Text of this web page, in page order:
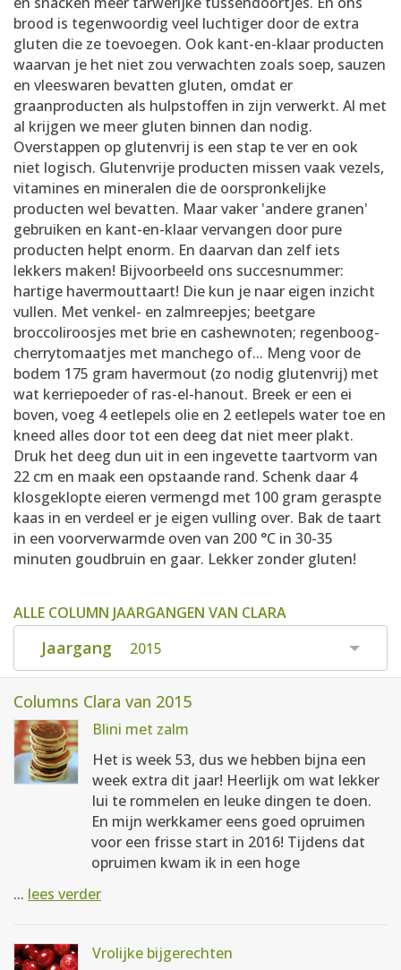
brood is tegenwoordig veel luchtiger door de extra
gluten die ze toevoegen. Ook kant-en-klaar producten
waarvan je het niet zou verwachten zoals soep, sauzen
en vleeswaren bevatten gluten, omdat er
graanproducten als hulpstoffen in zijn verwerkt. Al met
al krijgen we meer gluten binnen dan nodig.
Overstappen op glutenvrij is een stap te ver en ook
niet logisch. Glutenvrije producten missen vaak vezels,
vitamines en mineralen die de oorspronkelijke
producten wel bevatten. Maar vaker 'andere granen'
gebruiken en kant-en-klaar vervangen door pure
producten helpt enorm. En daarvan dan zelf iets
lekkers maken! Bijvoorbeeld ons succesnummer:
hartige havermouttaart! Die kun je naar eigen inzicht
vullen. Met venkel- en zalmreepjes; beetgare
broccoliroosjes met brie en cashewnoten; regenboog-
cherrytomaatjes met manchego of... Meng voor de
bodem 175 gram havermout (zo nodig glutenvrij) met
wat kerriepoeder of ras-el-hanout. Breek er een ei
boven, voeg 4 eetlepels olie en 2 eetlepels water toe en
kneed alles door tot een deeg dat niet meer plakt.
Druk het deeg dun uit in een ingevette taartvorm van
22 cm en maak een opstaande rand. Schenk daar 4
klosgeklopte eieren vermengd met 100 gram geraspte
kaas in en verdeel er je eigen vulling over. Bak de taart
in een voorverwarmde oven van 200 °C in 30-35
minuten goudbruin en gaar. Lekker zonder gluten!
ALLE COLUMN JAARGANGEN VAN CLARA
Jaargang 2015
Columns Clara van 2015
Blini met zalm
Het is week 53, dus we hebben bijna een
week extra dit jaar! Heerlijk om wat lekker
lui te rommelen en leuke dingen te doen.
En mijn werkkamer eens goed opruimen
voor een frisse start in 2016! Tijdens dat
opruimen kwam ik in een hoge
... lees verder
Vrolijke bijgerechten